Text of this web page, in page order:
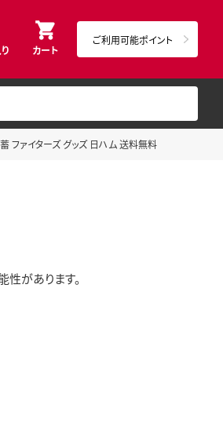
カート
ご利用可能ポイント
ファイターズ グッズ 日ハム 送料無料
があります。